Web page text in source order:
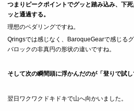
つまりピークポイントでグッと踏み込み、下
ッと通過する。
理想のペダリングですね。
Qringsでは感じなく、BaroqueGearで感じる
バロックの非真円の形状の違いですね。
そして次の瞬間頭に浮かんだのが「登りで試し
翌日ワクワクドキドキで山へ向かいました。